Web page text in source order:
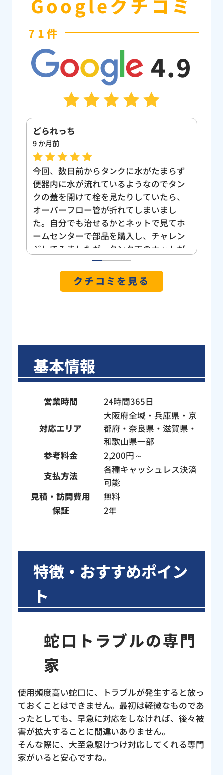
Googleクチコミ
71件
4.9
きょっ
6 か月前
急遽トイレの詰まりを直していただきま
した。親切で丁寧。作業も早かったで
す。ただ、クレジット払い不可で現金の
みだったので⭐︎4かな。
クチコミを見る
基本情報
営業時間 24時間365日
対応エリア
大阪府全域・兵庫県・京
都府・奈良県・滋賀県・
和歌山県一部
参考料金
2,200円～
支払方法
各種キャッシュレス決済
可能
見積・訪問費用
無料
保証
2年
特徴・おすすめポイン
ト
蛇口トラブルの専門
家
使用頻度高い蛇口に、トラブルが発生すると放っ
ておくことはできません。最初は軽微なものであ
ったとしても、早急に対応をしなければ、後々被
害が拡大することに間違いありません。
そんな際に、大至急駆けつけ対応してくれる専門
家がいると安心ですね。